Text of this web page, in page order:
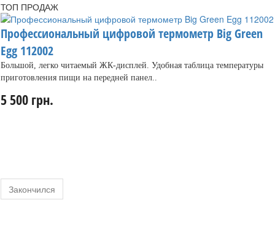
ТОП ПРОДАЖ
Профессиональный цифровой термометр Big Green
Egg 112002
Большой, легко читаемый ЖК-дисплей. Удобная таблица температуры
приготовления пищи на передней панел..
5 500 грн.
Закончился